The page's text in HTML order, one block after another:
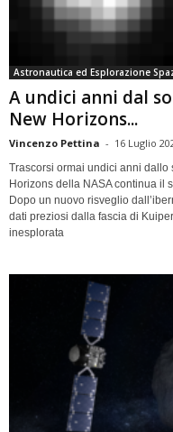
Astronautica ed Esplorazione
A undici anni dal
New Horizons...
Vincenzo Pettina - 16 Luglio
Trascorsi ormai undici anni
Horizons della NASA continua il
Dopo un nuovo risveglio
dati preziosi dalla fascia di
inesplorata